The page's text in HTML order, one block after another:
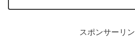
スポンサーリ